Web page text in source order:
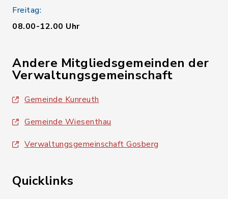
Freitag:
08.00-12.00 Uhr
Andere Mitgliedsgemeinden der
Verwaltungsgemeinschaft
Gemeinde Kunreuth
Gemeinde Wiesenthau
Verwaltungsgemeinschaft Gosberg
Quicklinks